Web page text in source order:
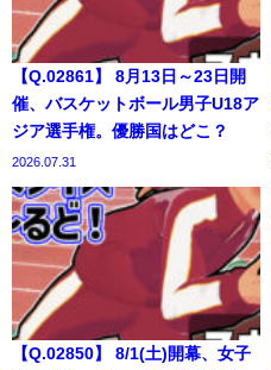
【Q.02861】 8月13日～23日開
催、バスケットボール男子U18ア
ジア選手権。優勝国はどこ？
2026.07.31
【Q.02850】 8/1(土)開幕、女子